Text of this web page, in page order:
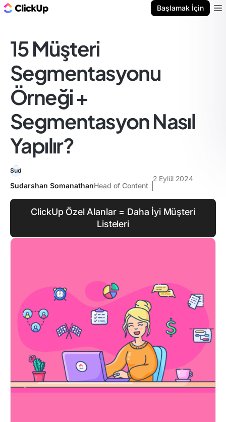
Başlamak İçin
15 Müşteri
Segmentasyonu
Örneği +
Segmentasyon Nasıl
Yapılır?
Sudarshan SomanathanHead of Content
2 Eylül 2024
ClickUp Özel Alanlar = Daha İyi Müşteri
Listeleri